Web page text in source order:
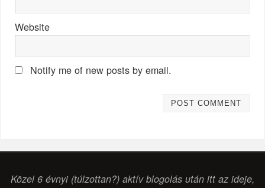
Website
Notify me of new posts by email.
Közel 6 évnyi (túlzottan?) aktív blogolás után itt az ideje,